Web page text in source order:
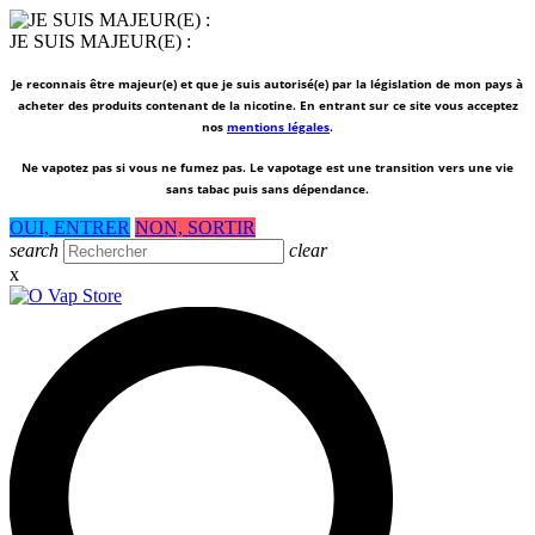
JE SUIS MAJEUR(E) :
Je reconnais être majeur(e) et que je suis autorisé(e) par la législation de mon pays à
acheter des produits contenant de la nicotine. En entrant sur ce site vous acceptez
nos mentions légales.
Ne vapotez pas si vous ne fumez pas. Le vapotage est une transition vers une vie
sans tabac puis sans dépendance.
OUI, ENTRER NON, SORTIR
search
clear
x